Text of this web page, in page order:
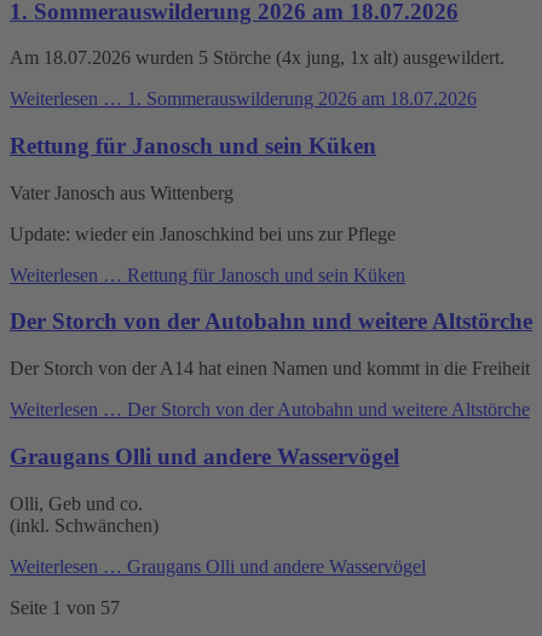
1. Sommerauswilderung 2026 am 18.07.2026
Am 18.07.2026 wurden 5 Störche (4x jung, 1x alt) ausgewildert.
Weiterlesen … 1. Sommerauswilderung 2026 am 18.07.2026
Rettung für Janosch und sein Küken
Vater Janosch aus Wittenberg
Update: wieder ein Janoschkind bei uns zur Pflege
Weiterlesen … Rettung für Janosch und sein Küken
Der Storch von der Autobahn und weitere Altstörche
Der Storch von der A14 hat einen Namen und kommt in die Freiheit
Weiterlesen … Der Storch von der Autobahn und weitere Altstörche
Graugans Olli und andere Wasservögel
Olli, Geb und co.
(inkl. Schwänchen)
Weiterlesen … Graugans Olli und andere Wasservögel
Seite 1 von 57